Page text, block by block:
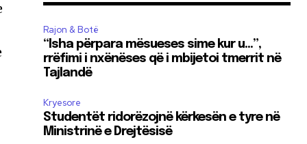
Rajon & Botë
“Isha përpara mësueses sime kur u…”,
rrëfimi i nxënëses që i mbijetoi tmerrit në
Tajlandë
Kryesore
Studentët ridorëzojnë kërkesën e tyre në
Ministrinë e Drejtësisë